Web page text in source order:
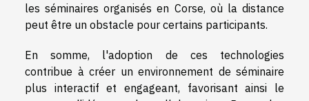
les séminaires organisés en Corse, où la distance
peut être un obstacle pour certains participants.
En somme, l'adoption de ces technologies
contribue à créer un environnement de séminaire
plus interactif et engageant, favorisant ainsi le